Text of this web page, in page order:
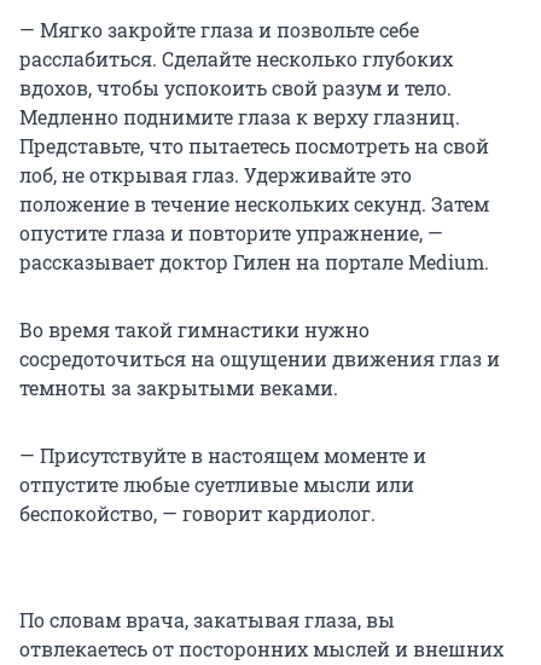
— Мягко закройте глаза и позвольте себе
расслабиться. Сделайте несколько глубоких
вдохов, чтобы успокоить свой разум и тело.
Медленно поднимите глаза к верху глазниц.
Представьте, что пытаетесь посмотреть на свой
лоб, не открывая глаз. Удерживайте это
положение в течение нескольких секунд. Затем
опустите глаза и повторите упражнение, —
рассказывает доктор Гилен на портале Medium.
Во время такой гимнастики нужно
сосредоточиться на ощущении движения глаз и
темноты за закрытыми веками.
— Присутствуйте в настоящем моменте и
отпустите любые суетливые мысли или
беспокойство, — говорит кардиолог.
По словам врача, закатывая глаза, вы
отвлекаетесь от посторонних мыслей и внешних